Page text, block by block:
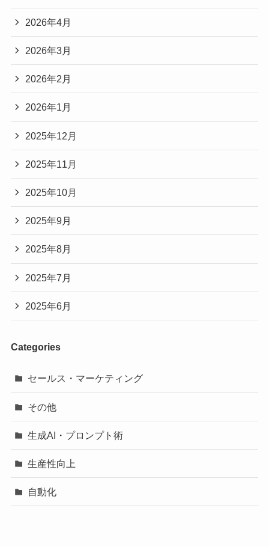
2026年4月
2026年3月
2026年2月
2026年1月
2025年12月
2025年11月
2025年10月
2025年9月
2025年8月
2025年7月
2025年6月
Categories
セールス・マーケティング
その他
生成AI・プロンプト術
生産性向上
自動化